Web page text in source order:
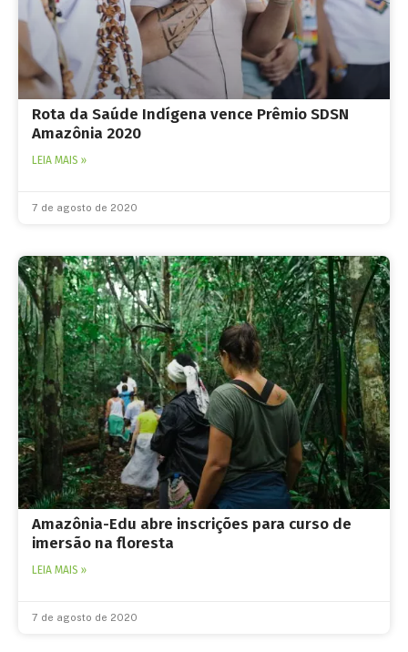
Rota da Saúde Indígena vence Prêmio SDSN
Amazônia 2020
LEIA MAIS »
7 de agosto de 2020
Amazônia-Edu abre inscrições para curso de
imersão na floresta
LEIA MAIS »
7 de agosto de 2020